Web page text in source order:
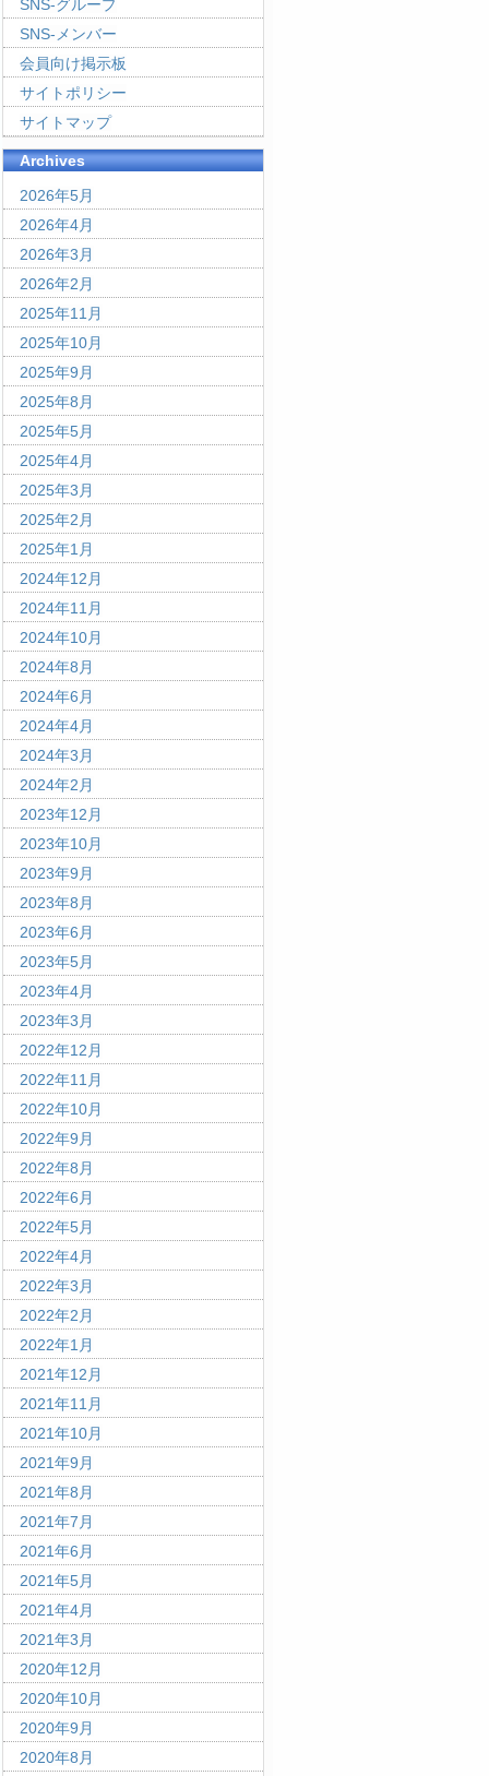
SNS-グループ
SNS-メンバー
会員向け掲示板
サイトポリシー
サイトマップ
Archives
2026年5月
2026年4月
2026年3月
2026年2月
2025年11月
2025年10月
2025年9月
2025年8月
2025年5月
2025年4月
2025年3月
2025年2月
2025年1月
2024年12月
2024年11月
2024年10月
2024年8月
2024年6月
2024年4月
2024年3月
2024年2月
2023年12月
2023年10月
2023年9月
2023年8月
2023年6月
2023年5月
2023年4月
2023年3月
2022年12月
2022年11月
2022年10月
2022年9月
2022年8月
2022年6月
2022年5月
2022年4月
2022年3月
2022年2月
2022年1月
2021年12月
2021年11月
2021年10月
2021年9月
2021年8月
2021年7月
2021年6月
2021年5月
2021年4月
2021年3月
2020年12月
2020年10月
2020年9月
2020年8月